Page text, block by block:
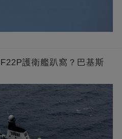
護衛艦趴窩？巴基斯